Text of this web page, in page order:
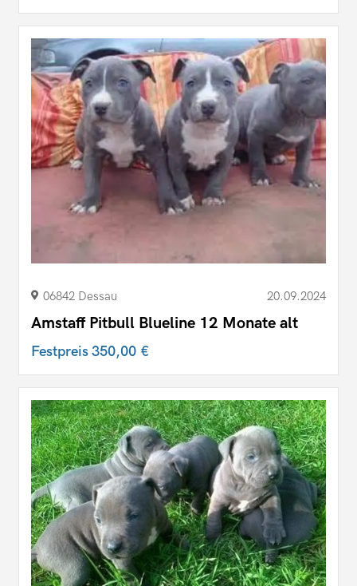
06842 Dessau 20.09.2024
Amstaff Pitbull Blueline 12 Monate alt
Festpreis350,00 €